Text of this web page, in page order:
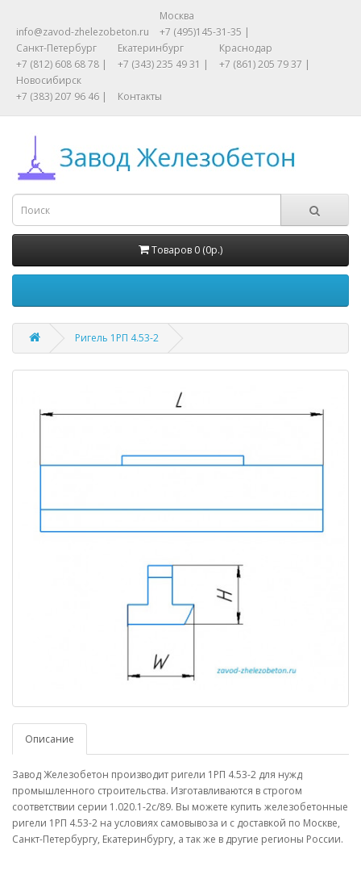
info@zavod-zhelezobeton.ru
Москва
+7 (495)145-31-35 |
Санкт-Петербург
+7 (812) 608 68 78 |
Екатеринбург
+7 (343) 235 49 31 |
Краснодар
+7 (861) 205 79 37 |
Новосибирск
+7 (383) 207 96 46 |
Контакты
Товаров 0 (0р.)
Ригель 1РП 4.53-2
Описание
Завод Железобетон производит ригели 1РП 4.53-2 для нужд
промышленного строительства. Изготавливаются в строгом
соответствии серии 1.020.1-2с/89. Вы можете купить железобетонные
ригели 1РП 4.53-2 на условиях самовывоза и с доставкой по Москве,
Санкт-Петербургу, Екатеринбургу, а так же в другие регионы России.